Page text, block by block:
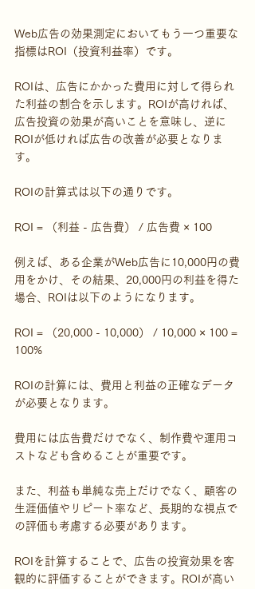
Web広告の効果測定においてもう一つ重要な
指標はROI（投資利益率）です。
ROIは、広告にかかった費用に対して得られ
た利益の割合を示します。ROIが高ければ、
広告投資の効果が高いことを意味し、逆に
ROIが低ければ広告の改善が必要となりま
す。
ROIの計算式は以下の通りです。
ROI = （利益 - 広告費） / 広告費 × 100
例えば、ある企業がWeb広告に10,000円の費
用をかけ、その結果、20,000円の利益を得た
場合、ROIは以下のようになります。
ROI = （20,000 - 10,000） / 10,000 × 100 =
100%
ROIの計算には、費用と利益の正確なデータ
が必要となります。
費用には広告費だけでなく、制作費や運用コ
ストなども含めることが重要です。
また、利益も単純な売上だけでなく、顧客の
生涯価値やリピート率など、長期的な視点で
の評価も考慮する必要があります。
ROIを計算することで、広告の投資効果を客
観的に評価することができます。ROIが高い